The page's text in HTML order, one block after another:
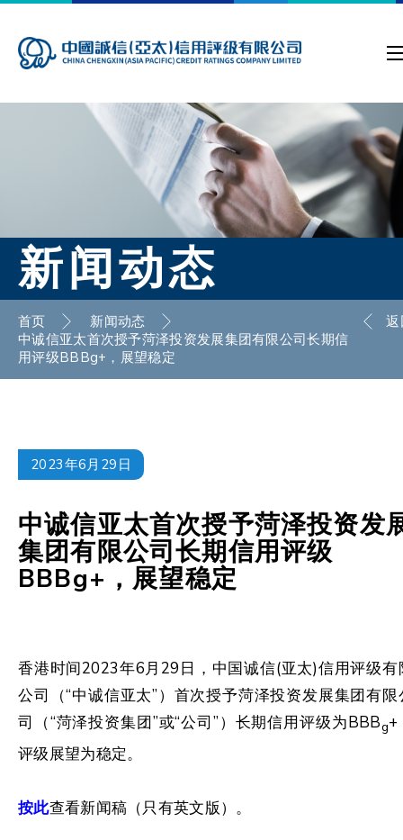
新闻动态
首页
新闻动态
中诚信亚太首次授予菏泽投资发展集团有限公司长期信
用评级BBBg+，展望稳定
2023年6月29日
中诚信亚太首次授予菏泽投资发
集团有限公司长期信用评级
BBBg+，展望稳定
香港时间2023年6月29日，中国诚信(亚太)信用评级有
公司（“中诚信亚太”）首次授予菏泽投资发展集团有限
司（“菏泽投资集团”或“公司”）长期信用评级为BBBg+
评级展望为稳定。
按此查看新闻稿（只有英文版）。